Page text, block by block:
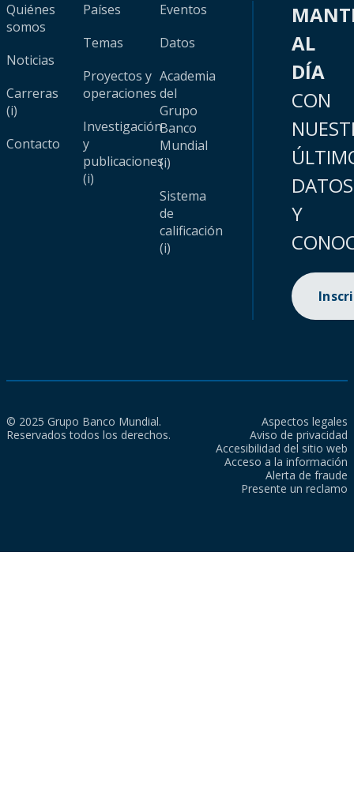
Quiénes
somos
Noticias
Carreras
(i)
Contacto
Países
Temas
Proyectos y
operaciones
Investigación
y
publicaciones
(i)
Eventos
Datos
Academia
del
Grupo
Banco
Mundial
(i)
Sistema
de
calificación
(i)
AL
DÍA
CON
DATOS
Y
© 2025 Grupo Banco Mundial.
Reservados todos los derechos.
Aspectos legales
Aviso de privacidad
Accesibilidad del sitio web
Acceso a la información
Alerta de fraude
Presente un reclamo